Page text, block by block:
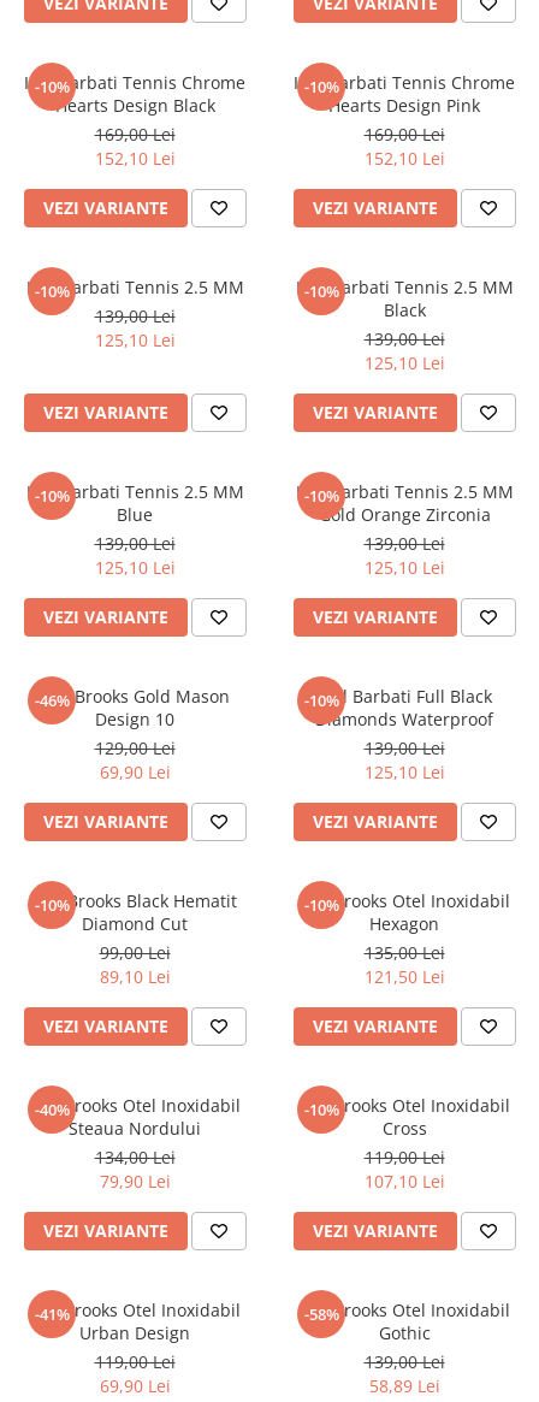
CERCEI
CEASURI DAMA
-10%
Inel Barbati Tennis Chrome
Hearts Design Black
169,00 Lei
152,10 Lei
VEZI VARIANTE
-10%
Inel Barbati Tennis Chrome
Hearts Design Pink
169,00 Lei
152,10 Lei
VEZI VARIANTE
-10%
Inel Barbati Tennis 2.5 MM
139,00 Lei
125,10 Lei
VEZI VARIANTE
-10%
Inel Barbati Tennis 2.5 MM
Black
139,00 Lei
125,10 Lei
VEZI VARIANTE
-10%
Inel Barbati Tennis 2.5 MM
Blue
139,00 Lei
125,10 Lei
VEZI VARIANTE
-10%
Inel Barbati Tennis 2.5 MM
Gold Orange Zirconia
139,00 Lei
125,10 Lei
VEZI VARIANTE
-46%
Inel Brooks Gold Mason
Design 10
129,00 Lei
69,90 Lei
VEZI VARIANTE
-10%
Inel Barbati Full Black
Diamonds Waterproof
139,00 Lei
125,10 Lei
VEZI VARIANTE
-10%
Inel Brooks Black Hematit
Diamond Cut
99,00 Lei
89,10 Lei
VEZI VARIANTE
-10%
Inel Brooks Otel Inoxidabil
Hexagon
135,00 Lei
121,50 Lei
VEZI VARIANTE
-40%
Inel Brooks Otel Inoxidabil
Steaua Nordului
134,00 Lei
79,90 Lei
VEZI VARIANTE
-10%
Inel Brooks Otel Inoxidabil
Cross
119,00 Lei
107,10 Lei
VEZI VARIANTE
-41%
Inel Brooks Otel Inoxidabil
Urban Design
119,00 Lei
69,90 Lei
-58%
Inel Brooks Otel Inoxidabil
Gothic
139,00 Lei
58,89 Lei